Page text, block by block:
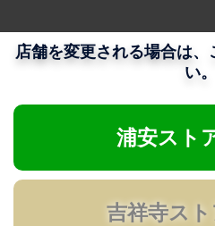
店舗を変更される場合は
い。
浦安スト
吉祥寺ス